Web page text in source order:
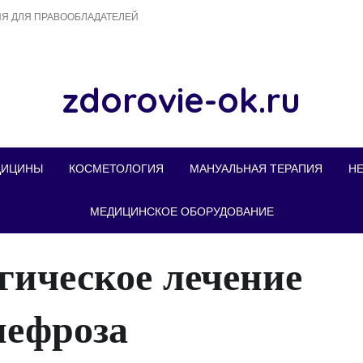
ДЛЯ ПРАВООБЛАДАТЕЛЕЙ
zdorovie-ok.ru
КОСМЕТОЛОГИЯ МАНУАЛЬНАЯ ТЕРАПИЯ
МЕДИЦИНСКОЕ ОБОРУДОВАНИЕ
лечение